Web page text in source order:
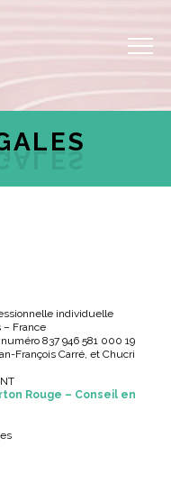
individuelle
– France
837 946 581 000 19
François Carré, et Chucri
Rouge – Conseil en